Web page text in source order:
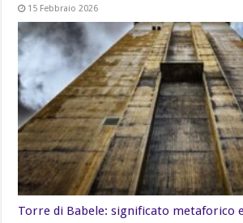
15 Febbraio 2026
Torre di Babele: significato metaforico